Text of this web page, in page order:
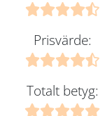
Prisvärde:
Totalt betyg: